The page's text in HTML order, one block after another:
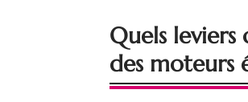
Quels
des moteurs